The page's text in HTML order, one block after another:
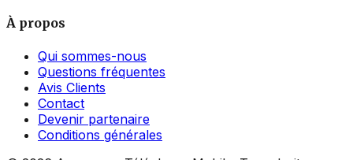
À propos
Qui sommes-nous
Questions fréquentes
Avis Clients
Contact
Devenir partenaire
Conditions générales